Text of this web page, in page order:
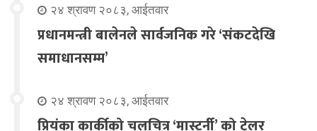
२४ श्रावण २०८३, आईतवार
प्रधानमन्त्री बालेनले सार्वजनिक गरे ‘संकटदेखि
समाधानसम्म’
२४ श्रावण २०८३, आईतवार